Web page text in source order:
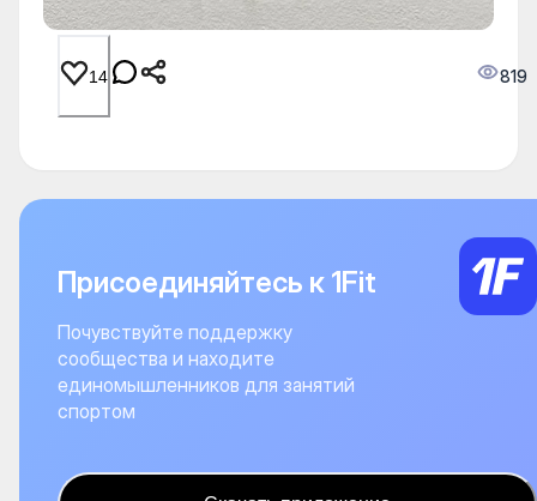
14 819
Присоединяйтесь к 1Fit
Почувствуйте поддержку
сообщества и находите
единомышленников для занятий
спортом